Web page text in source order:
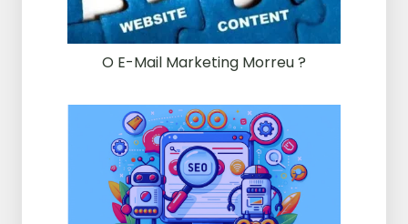
O E-Mail Marketing Morreu ?